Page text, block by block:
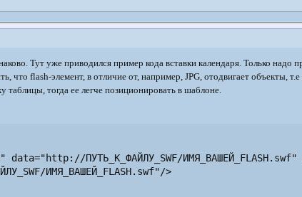
Тут уже приводился пример кода вставки календаря. Только надо
что flash-элемент, в отличие от, например, JPG, отодвигает объекты,
таблицы, тогда ее легче позиционировать в шаблоне.
ПУТЬ_К_ФАЙЛУ_SWF/ИМЯ_ВАШЕЙ_FLASH.swf"
ИМЯ_ВАШЕЙ_FLASH.swf"/>